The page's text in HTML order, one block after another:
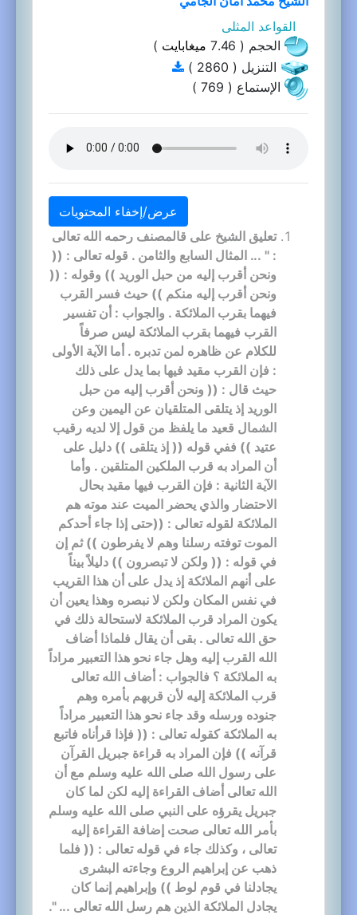
القواعد المثلى
الحجم ( 7.46
ميغابايت )
التنزيل ( 2860 )
الإستماع ( 769 )
عرض/إخفاء المحتويات
تعليق الشيخ على قالمصنف رحمه الله تعالى
: " ... المثال السابع والثامن . قوله تعالى : ((
ونحن أقرب إليه من حبل الوريد )) وقوله : ((
ونحن أقرب إليه منكم )) حيث فسر القرب
فيهما بقرب الملائكة . والجواب : أن تفسير
القرب فيهما بقرب الملائكة ليس صرفاً
للكلام عن ظاهره لمن تدبره . أما الآية الأولى
: فإن القرب مقيد فيها بما يدل على ذلك
حيث قال : (( ونحن أقرب إليه من حبل
الوريد إذ يتلقى المتلقيان عن اليمين وعن
الشمال قعيد ما يلفظ من قول إلا لديه رقيب
عتيد )) ففي قوله (( إذ يتلقى )) دليل على
أن المراد به قرب الملكين المتلقين . وأما
الآية الثانية : فإن القرب فيها مقيد بحال
الاحتضار والذي يحضر الميت عند موته هم
الملائكة لقوله تعالى : ((حتى إذا جاء أحدكم
الموت توفته رسلنا وهم لا يفرطون )) ثم إن
في قوله : (( ولكن لا تبصرون )) دليلاً بيناً
على أنهم الملائكة إذ يدل على أن هذا القريب
في نفس المكان ولكن لا نبصره وهذا يعين أن
يكون المراد قرب الملائكة لاستحالة ذلك في
حق الله تعالى . بقى أن يقال فلماذا أضاف
الله القرب إليه وهل جاء نحو هذا التعبير مراداً
به الملائكة ؟ فالجواب : أضاف الله تعالى
قرب الملائكة إليه لأن قربهم بأمره وهم
جنوده ورسله وقد جاء نحو هذا التعبير مراداً
به الملائكة كقوله تعالى : (( فإذا قرأناه فاتبع
قرآنه )) فإن المراد به قراءة جبريل القرآن
على رسول الله صلى الله عليه وسلم مع أن
الله تعالى أضاف القراءة إليه لكن لما كان
جبريل يقرؤه على النبي صلى الله عليه وسلم
بأمر الله تعالى صحت إضافة القراءة إليه
تعالى ، وكذلك جاء في قوله تعالى : (( فلما
ذهب عن إبراهيم الروع وجاءته البشرى
يجادلنا في قوم لوط )) وإبراهيم إنما كان
يجادل الملائكة الذين هم رسل الله تعالى ... ".